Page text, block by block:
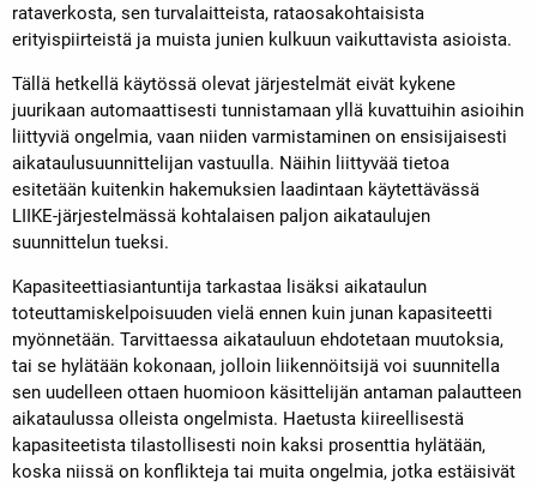
rataverkosta, sen turvalaitteista, rataosakohtaisista
erityispiirteistä ja muista junien kulkuun vaikuttavista asioista.
Tällä hetkellä käytössä olevat järjestelmät eivät kykene
juurikaan automaattisesti tunnistamaan yllä kuvattuihin asioihin
liittyviä ongelmia, vaan niiden varmistaminen on ensisijaisesti
aikataulusuunnittelijan vastuulla. Näihin liittyvää tietoa
esitetään kuitenkin hakemuksien laadintaan käytettävässä
LIIKE-järjestelmässä kohtalaisen paljon aikataulujen
suunnittelun tueksi.
Kapasiteettiasiantuntija tarkastaa lisäksi aikataulun
toteuttamiskelpoisuuden vielä ennen kuin junan kapasiteetti
myönnetään. Tarvittaessa aikatauluun ehdotetaan muutoksia,
tai se hylätään kokonaan, jolloin liikennöitsijä voi suunnitella
sen uudelleen ottaen huomioon käsittelijän antaman palautteen
aikataulussa olleista ongelmista. Haetusta kiireellisestä
kapasiteetista tilastollisesti noin kaksi prosenttia hylätään,
koska niissä on konflikteja tai muita ongelmia, jotka estäisivät